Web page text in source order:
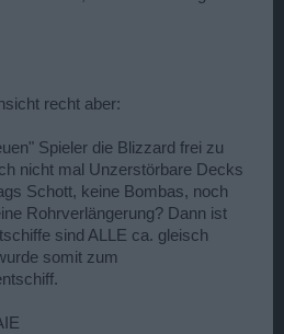
recht aber:
Spieler die Blizzard frei zu
nicht mal Unzerstörbare Decks
Schott, keine Bombas, noch
Rohrverlängerung? Dann ist
sind ALLE ca. gleisch
somit zum